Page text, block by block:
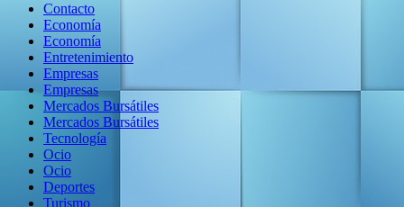
Contacto
Economía
Economía
Entretenimiento
Empresas
Empresas
Mercados Bursátiles
Mercados Bursátiles
Tecnología
Ocio
Ocio
Deportes
Turismo